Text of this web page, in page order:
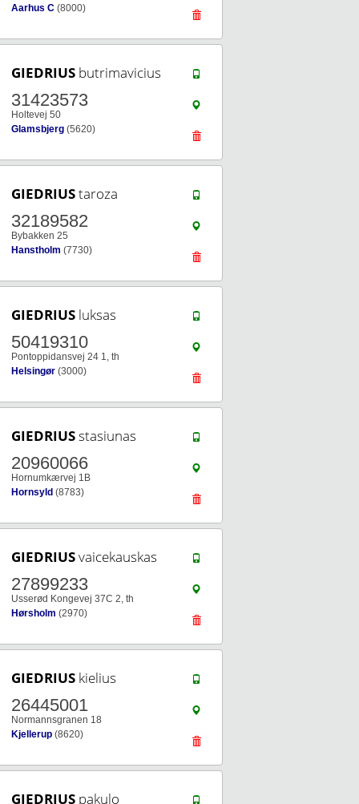
Aarhus C (8000)
GIEDRIUS butrimavicius
31423573
Holtevej 50
Glamsbjerg (5620)
GIEDRIUStaroza
32189582
Bybakken 25
Hanstholm (7730)
GIEDRIUS luksas
50419310
Pontoppidansvej 24 1, th
Helsingør (3000)
GIEDRIUSstasiunas
20960066
Hornumkærvej 1B
Hornsyld (8783)
GIEDRIUSvaicekauskas
27899233
Usserød Kongevej 37C 2, th
Hørsholm (2970)
GIEDRIUS kielius
26445001
Normannsgranen 18
Kjellerup (8620)
GIEDRIUS pakulo